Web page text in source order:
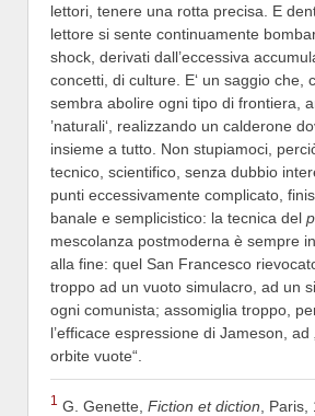
lettori, tenere una rotta precisa. E
lettore si sente continuamente
shock, derivati dall’eccessiva
concetti, di culture. E‘ un saggio che,
sembra abolire ogni tipo di frontiera,
’naturali‘, realizzando un calderone
insieme a tutto. Non stupiamoci,
tecnico, scientifico, senza dubbio
punti eccessivamente complicato,
banale e semplicistico: la tecnica del
mescolanza postmoderna è sempre
alla fine: quel San Francesco
troppo ad un vuoto simulacro, ad un
ogni comunista; assomiglia troppo,
l’efficace espressione di Jameson, ad
orbite vuote“.
1 G. Genette, Fiction et diction ,